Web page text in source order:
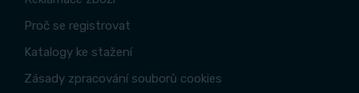
Proč se registrovat
Katalogy ke stažení
Zásady zpracování souborů cookies